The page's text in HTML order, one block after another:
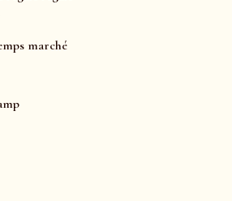
marché